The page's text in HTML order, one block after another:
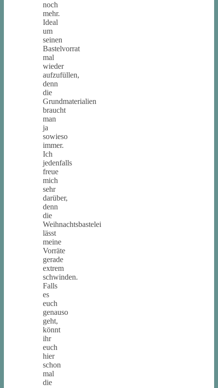
noch
mehr.
Ideal
um
seinen
Bastelvorrat
mal
wieder
aufzufüllen,
denn
die
Grundmaterialien
braucht
man
ja
sowieso
immer.
Ich
jedenfalls
freue
mich
sehr
darüber,
denn
die
Weihnachtsbastelei
lässt
meine
Vorräte
gerade
extrem
schwinden.
Falls
es
euch
genauso
geht,
könnt
ihr
euch
hier
schon
mal
die